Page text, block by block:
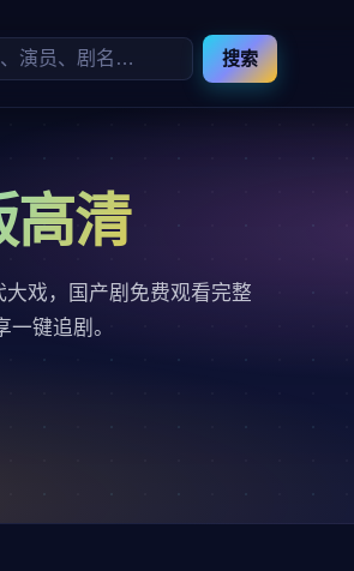
搜索
高清
戏，国产剧免费观看完整
键追剧。